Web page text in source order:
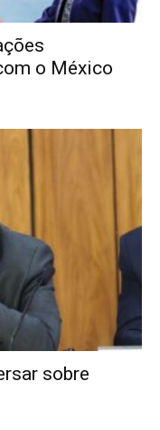
o México
sobre